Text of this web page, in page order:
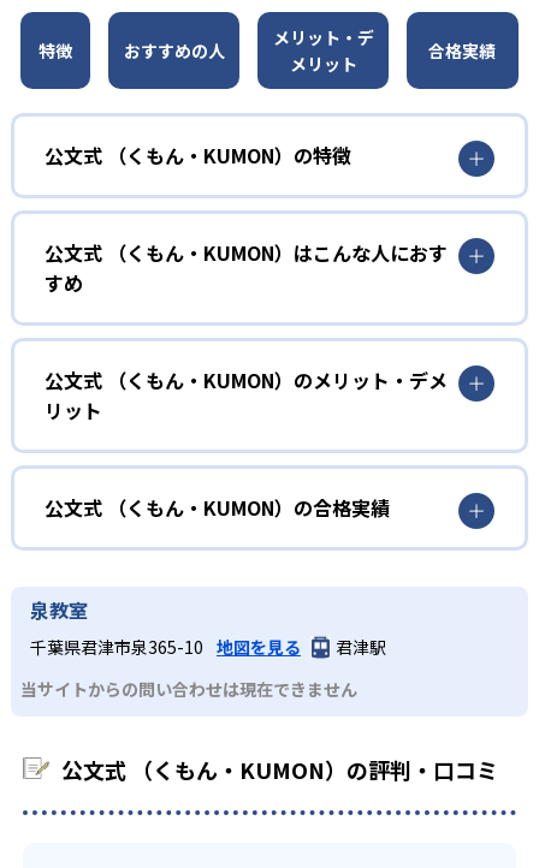
特徴 おすすめの人
メリット・デ
メリット
合格実績
公文式 （くもん・KUMON）の特徴
01
無学年式の学力別学習
KUMONでは、年齢や学年にとらわれずに、一人ひとりの学
力に応じたレベルから学習を始めている。
確実に100点が取れるレベルから少しずつ難易度を上げてい
しさを経験できる。
KUMONの教材は、簡単な問題から高度な問題へと、スモー
ルステップで進んでいけるよう工夫されている。このスタ
イルは子どもの学習意欲をかき立てるため、教えてもらう
という受け身の姿勢ではなく、自ら進んで学ぶ姿勢を身に
つけられるだろう。
また、自学学習スタイルで学ぶ子どもたちは、自らの学習
課題に気がつくようになる。学年を超えた範囲も学習でき
03 フレキシブルな受講スタイル
KUMONでは、教室が開いている時間内であれば、何曜日に
い中高生にも通室しやすい。また、教室によっては自宅か
公文式 （くもん・KUMON）はこんな人におす
すめ
幼児
小学校に入る準備をしたい幼児向け
KUMONでは細かいステップに分かれた教材で、わかる楽し
さを経験しながら無理なく力を高めていける。
性格や学習への取り組み姿勢に合わせて内容も調整するた
め、小学校に入ってもつまずきにくい学力を身につけられ
るだろう。
中学に向けて苦手教科を克服したい子ども向け
KUMONでは経験豊富な先生が、子どものやる気を引き出せ
る。苦手な科目でも自分で解けた達成感を味わうことで、
少しずつ苦手意識を克服できるだろう。
中学生・高校生
部活や習い事と両立したい生徒向け
公文式 （くもん・KUMON）のメリット・デメ
リット
どんなメリットがある？
KUMONでは自学自習スタイルで勉強するため、集中力や目
標に向かって頑張りやり抜く力を育むことができる。ま
た、年齢や学年にとらわれずに自分の学力に相応したレベ
ルから学習できるため、難しすぎてやる気を損ねたり、簡
単すぎて退屈することもない。
どんなデメリットがある？
KUMONでは、中高生のクラスでも数学・英語・国語の3教
科に限られるため、その他の教科に関しては他塾を検討す
公文式 （くもん・KUMON）の合格実績
KUMONは、公式サイトでは合格実績は公開していない。志
望校への実績があるかどうかは、通う予定の教室に問い合
わせたい。
泉教室
千葉県君津市泉365-10 地図を見る
君津駅
当サイトからの問い合わせは現在できません
公文式 （くもん・KUMON）の評判・口コミ